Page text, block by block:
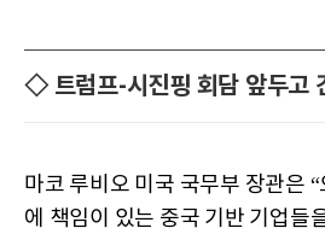
◇ 트럼프-시진핑 회담 앞두고
마코 루비오 미국 국무부 장관은
에 책임이 있는 중국 기반 기업들